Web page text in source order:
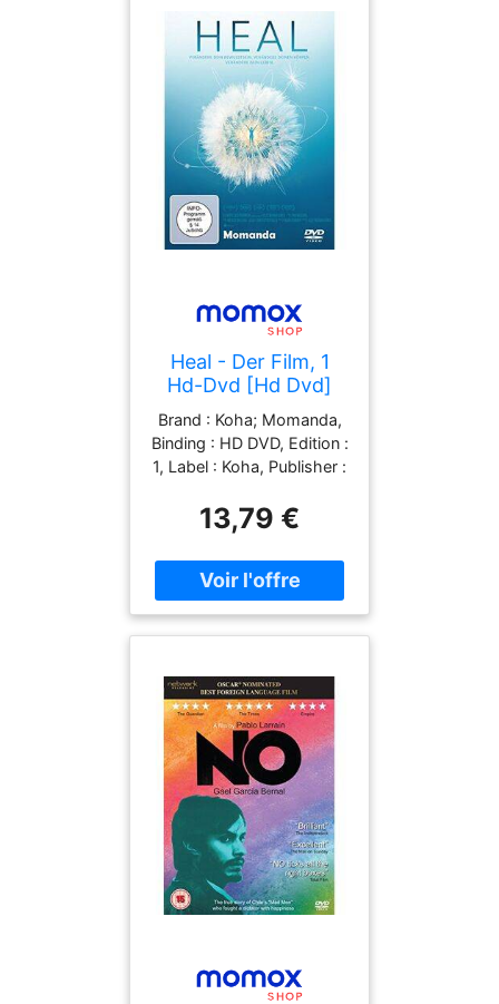
0007234708
Heal - Der Film, 1
Hd-Dvd [Hd Dvd]
Brand : Koha; Momanda,
Binding : HD DVD, Edition :
1, Label : Koha, Publisher :
publicationDate : 2018-
01-01, runningTime : 106
minutes, writers : Joe
Dispenza, Bruce Lipton,
Deepak Chopra, Marianne
Anthony William, Anita
Moorjani, ISBN :
395628027X
13,79 €